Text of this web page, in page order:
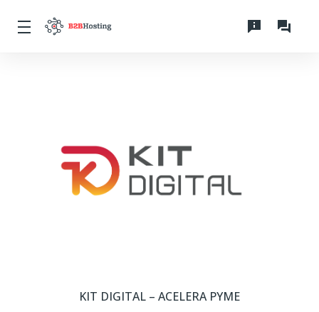
KIT DIGITAL – ACELERA PYME